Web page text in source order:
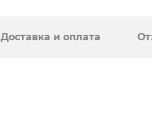
Доставка и оплата